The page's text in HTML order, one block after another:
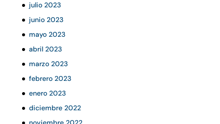
julio 2023
junio 2023
mayo 2023
abril 2023
marzo 2023
febrero 2023
enero 2023
diciembre 2022